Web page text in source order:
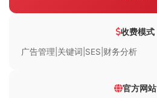
收费模式
广告管理|关键词|SES|财务分析
官方网站